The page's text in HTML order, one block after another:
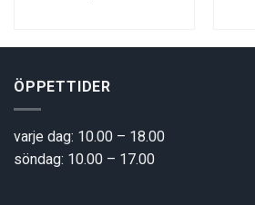
ÖPPETTIDER
varje dag: 10.00 – 18.00
söndag: 10.00 – 17.00